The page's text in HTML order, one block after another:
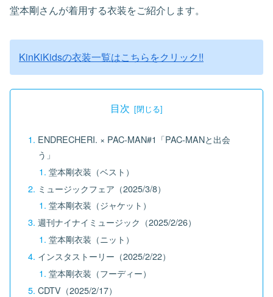
堂本剛さんが着用する衣装をご紹介します。
KinKiKidsの衣装一覧はこちらをクリック!!
目次
ENDRECHERI. × PAC-MAN#1「PAC-MANと出会
う」
堂本剛衣装（ベスト）
ミュージックフェア（2025/3/8）
堂本剛衣装（ジャケット）
週刊ナイナイミュージック（2025/2/26）
堂本剛衣装（ニット）
インスタストーリー（2025/2/22）
堂本剛衣装（フーディー）
CDTV（2025/2/17）